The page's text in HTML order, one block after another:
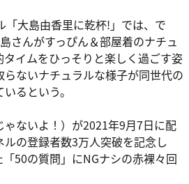
「大島由香里に乾杯!」では、で
さんがすっぴん＆部屋着のナチュ
イムをひっそりと楽しく過ごす姿
ないナチュラルな様子が同世代の
るという。
ないよ！）が2021年9月7日に配
の登録者数3万人突破を記念し
50の質問」にNGナシの赤裸々回